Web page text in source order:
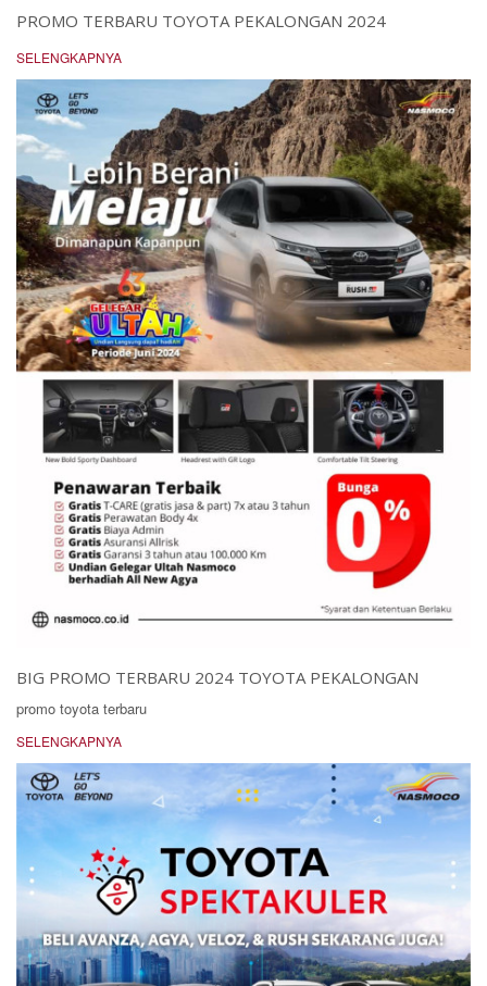
PROMO TERBARU TOYOTA PEKALONGAN 2024
SELENGKAPNYA
BIG PROMO TERBARU 2024 TOYOTA PEKALONGAN
promo toyota terbaru
SELENGKAPNYA